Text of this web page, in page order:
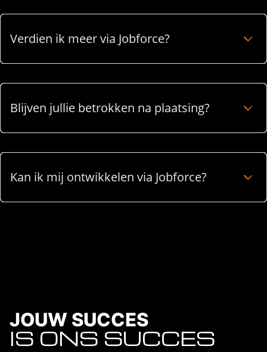
Verdien ik meer via Jobforce?
Blijven jullie betrokken na plaatsing?
Kan ik mij ontwikkelen via Jobforce?
JOUW SUCCES
IS ONS SUCCES